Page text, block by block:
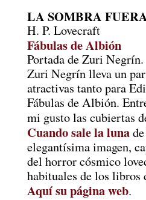
LA SOMBRA
H. P. Lovecraft
Fábulas de Albión
Portada de Zuri Negrín.
Zuri Negrín lleva un
atractivas tanto para
Fábulas de Albión.
mi gusto las cubiertas
Cuando sale la luna
elegantísima imagen,
del horror cósmico
habituales de los libros
Aquí su página web.